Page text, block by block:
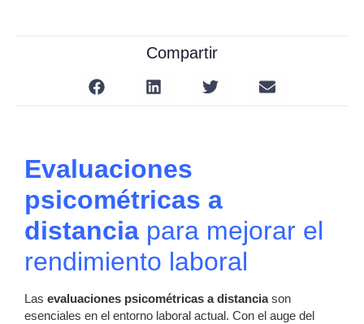
Compartir
Evaluaciones
psicométricas a
distancia para mejorar el
rendimiento laboral
Las evaluaciones psicométricas a distanciason
esenciales en el entorno laboral actual. Con el auge del